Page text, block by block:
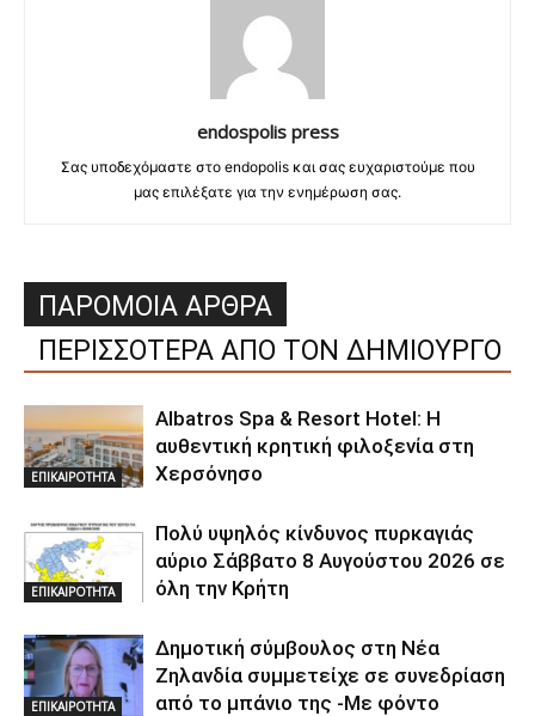
endospolis press
Σας υποδεχόμαστε στο endopolis και σας ευχαριστούμε που
μας επιλέξατε για την ενημέρωση σας.
ΠΑΡΟΜΟΙΑ ΑΡΘΡΑ
ΠΕΡΙΣΣΟΤΕΡΑ ΑΠΟ ΤΟΝ ΔΗΜΙΟΥΡΓΟ
ΕΠΙΚΑΙΡΟΤΗΤΑ
Albatros Spa & Resort Hotel: Η
αυθεντική κρητική φιλοξενία στη
Χερσόνησο
ΕΠΙΚΑΙΡΟΤΗΤΑ
Πολύ υψηλός κίνδυνος πυρκαγιάς
αύριο Σάββατο 8 Αυγούστου 2026 σε
όλη την Κρήτη
ΕΠΙΚΑΙΡΟΤΗΤΑ
Δημοτική σύμβουλος στη Νέα
Ζηλανδία συμμετείχε σε συνεδρίαση
από το μπάνιο της -Με φόντο